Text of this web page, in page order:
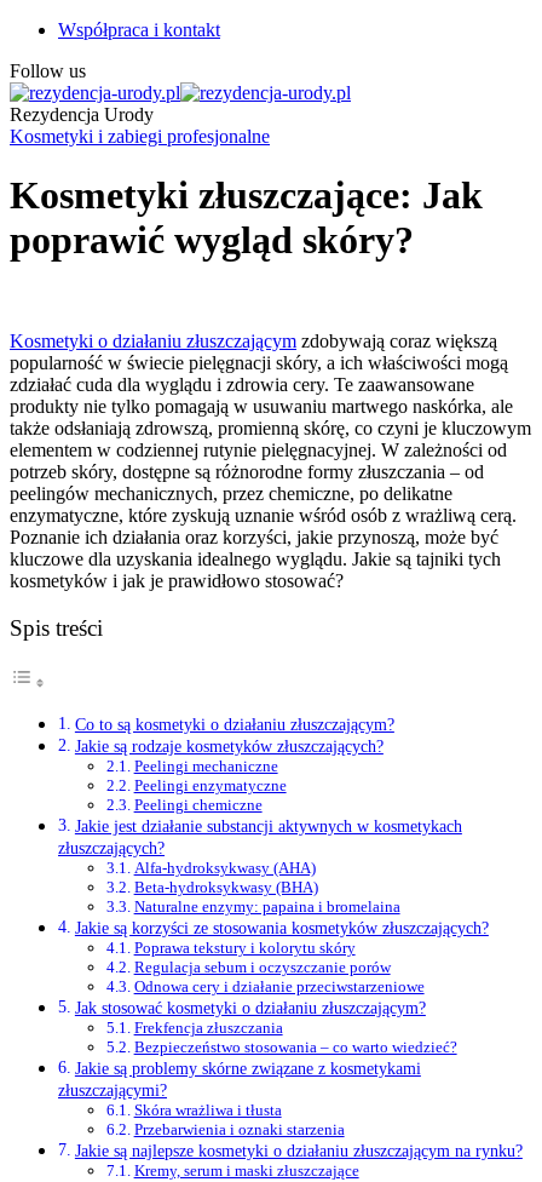
Współpraca i kontakt
Follow us
Rezydencja Urody
Kosmetyki i zabiegi profesjonalne
Kosmetyki złuszczające: Jak
poprawić wygląd skóry?
Kosmetyki o działaniu złuszczającym zdobywają coraz większą
popularność w świecie pielęgnacji skóry, a ich właściwości mogą
zdziałać cuda dla wyglądu i zdrowia cery. Te zaawansowane
produkty nie tylko pomagają w usuwaniu martwego naskórka, ale
także odsłaniają zdrowszą, promienną skórę, co czyni je kluczowym
elementem w codziennej rutynie pielęgnacyjnej. W zależności od
potrzeb skóry, dostępne są różnorodne formy złuszczania – od
peelingów mechanicznych, przez chemiczne, po delikatne
enzymatyczne, które zyskują uznanie wśród osób z wrażliwą cerą.
Poznanie ich działania oraz korzyści, jakie przynoszą, może być
kluczowe dla uzyskania idealnego wyglądu. Jakie są tajniki tych
kosmetyków i jak je prawidłowo stosować?
Spis treści
Co to są kosmetyki o działaniu złuszczającym?
Jakie są rodzaje kosmetyków złuszczających?
Peelingi mechaniczne
Peelingi enzymatyczne
Peelingi chemiczne
Jakie jest działanie substancji aktywnych w kosmetykach
złuszczających?
Alfa-hydroksykwasy (AHA)
Beta-hydroksykwasy (BHA)
Naturalne enzymy: papaina i bromelaina
Jakie są korzyści ze stosowania kosmetyków złuszczających?
Poprawa tekstury i kolorytu skóry
Regulacja sebum i oczyszczanie porów
Odnowa cery i działanie przeciwstarzeniowe
Jak stosować kosmetyki o działaniu złuszczającym?
Frekfencja złuszczania
Bezpieczeństwo stosowania – co warto wiedzieć?
Jakie są problemy skórne związane z kosmetykami
złuszczającymi?
Skóra wrażliwa i tłusta
Przebarwienia i oznaki starzenia
Jakie są najlepsze kosmetyki o działaniu złuszczającym na rynku?
Kremy, serum i maski złuszczające